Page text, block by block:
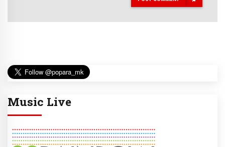
Music Live